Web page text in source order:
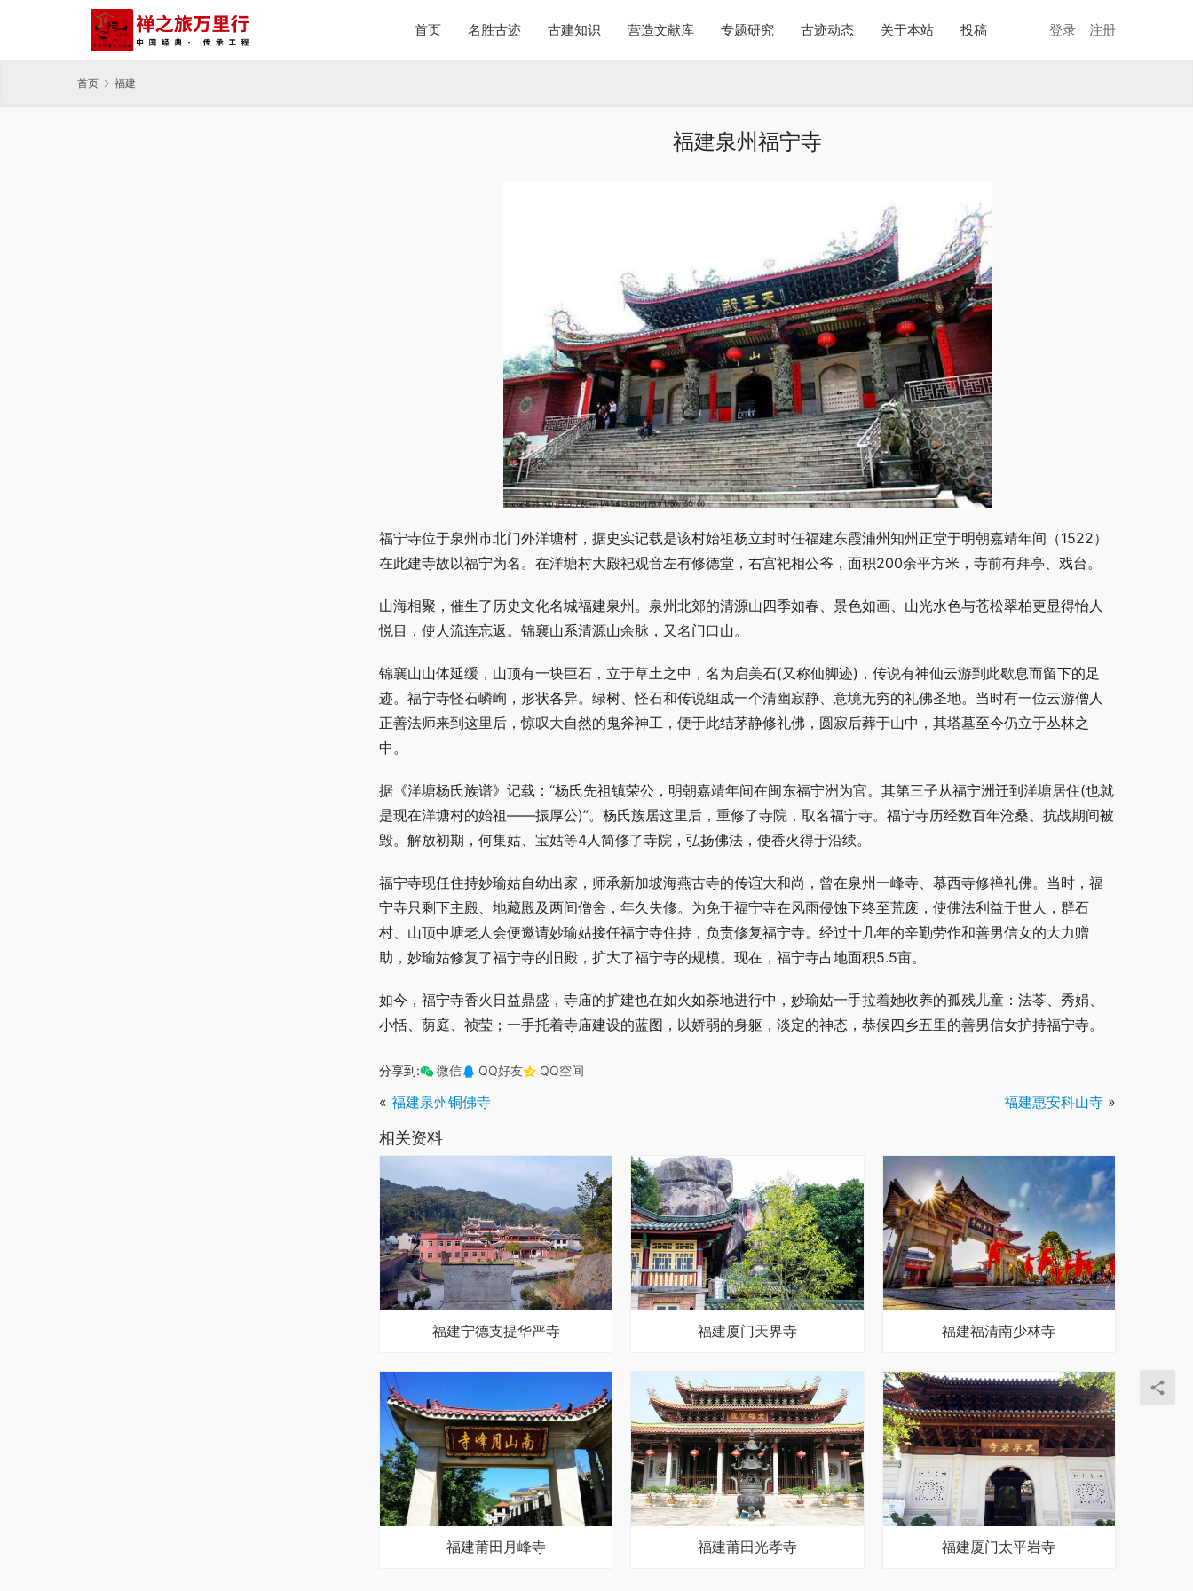
首页 名胜古迹 古建知识 营造文献库 专题研究 古迹动态 关于本站 投稿 登录 注册
首页 福建
福建泉州福宁寺
福宁寺位于泉州市北门外洋塘村，据史实记载是该村始祖杨立封时任福建东霞浦州知州正堂于明朝嘉靖年间（1522）
在此建寺故以福宁为名。在洋塘村大殿祀观音左有修德堂，右宫祀相公爷，面积200余平方米，寺前有拜亭、戏台。
山海相聚，催生了历史文化名城福建泉州。泉州北郊的清源山四季如春、景色如画、山光水色与苍松翠柏更显得怡人
悦目，使人流连忘返。锦襄山系清源山余脉，又名门口山。
锦襄山山体延缓，山顶有一块巨石，立于草土之中，名为启美石(又称仙脚迹)，传说有神仙云游到此歇息而留下的足
迹。福宁寺怪石嶙峋，形状各异。绿树、怪石和传说组成一个清幽寂静、意境无穷的礼佛圣地。当时有一位云游僧人
正善法师来到这里后，惊叹大自然的鬼斧神工，便于此结茅静修礼佛，圆寂后葬于山中，其塔墓至今仍立于丛林之
中。
据《洋塘杨氏族谱》记载：“杨氏先祖镇荣公，明朝嘉靖年间在闽东福宁洲为官。其第三子从福宁洲迁到洋塘居住(也就
是现在洋塘村的始祖——振厚公)”。杨氏族居这里后，重修了寺院，取名福宁寺。福宁寺历经数百年沧桑、抗战期间被
毁。解放初期，何集姑、宝姑等4人简修了寺院，弘扬佛法，使香火得于沿续。
福宁寺现任住持妙瑜姑自幼出家，师承新加坡海燕古寺的传谊大和尚，曾在泉州一峰寺、慕西寺修禅礼佛。当时，福
宁寺只剩下主殿、地藏殿及两间僧舍，年久失修。为免于福宁寺在风雨侵蚀下终至荒废，使佛法利益于世人，群石
村、山顶中塘老人会便邀请妙瑜姑接任福宁寺住持，负责修复福宁寺。经过十几年的辛勤劳作和善男信女的大力赠
助，妙瑜姑修复了福宁寺的旧殿，扩大了福宁寺的规模。现在，福宁寺占地面积5.5亩。
如今，福宁寺香火日益鼎盛，寺庙的扩建也在如火如荼地进行中，妙瑜姑一手拉着她收养的孤残儿童：法苓、秀娟、
小恬、荫庭、祯莹；一手托着寺庙建设的蓝图，以娇弱的身躯，淡定的神态，恭候四乡五里的善男信女护持福宁寺。
分享到: 微信 QQ好友 QQ空间
« 福建泉州铜佛寺 福建惠安科山寺 »
相关资料
福建宁德支提华严寺 福建厦门天界寺 福建福清南少林寺
福建莆田月峰寺 福建莆田光孝寺 福建厦门太平岩寺